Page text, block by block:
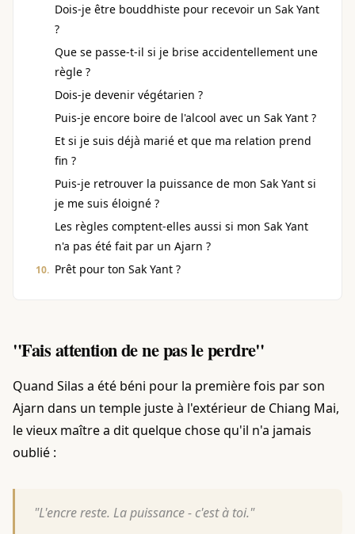
Dois-je être bouddhiste pour recevoir un Sak Yant
?
Que se passe-t-il si je brise accidentellement une
règle ?
Dois-je devenir végétarien ?
Puis-je encore boire de l'alcool avec un Sak Yant ?
Et si je suis déjà marié et que ma relation prend
fin ?
Puis-je retrouver la puissance de mon Sak Yant si
je me suis éloigné ?
Les règles comptent-elles aussi si mon Sak Yant
n'a pas été fait par un Ajarn ?
Prêt pour ton Sak Yant ?
"Fais attention de ne pas le perdre"
Quand Silas a été béni pour la première fois par son
Ajarn dans un temple juste à l'extérieur de Chiang Mai,
le vieux maître a dit quelque chose qu'il n'a jamais
oublié :
"L'encre reste. La puissance - c'est à toi."